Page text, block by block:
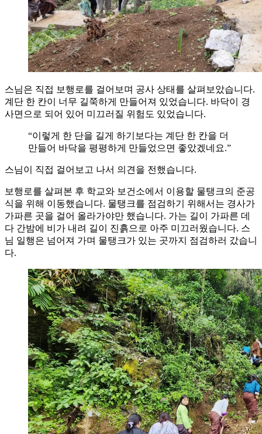
스님은 직접 보행로를 걸어보며 공사 상태를 살펴보았습니다.
계단 한 칸이 너무 길쭉하게 만들어져 있었습니다. 바닥이 경
사면으로 되어 있어 미끄러질 위험도 있었습니다.
“이렇게 한 단을 길게 하기보다는 계단 한 칸을 더
만들어 바닥을 평평하게 만들었으면 좋았겠네요.”
스님이 직접 걸어보고 나서 의견을 전했습니다.
보행로를 살펴본 후 학교와 보건소에서 이용할 물탱크의 준공
식을 위해 이동했습니다. 물탱크를 점검하기 위해서는 경사가
가파른 곳을 걸어 올라가야만 했습니다. 가는 길이 가파른 데
다 간밤에 비가 내려 길이 진흙으로 아주 미끄러웠습니다. 스
님 일행은 넘어져 가며 물탱크가 있는 곳까지 점검하러 갔습니
다.